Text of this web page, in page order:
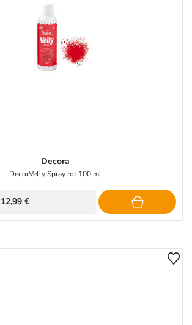
Decora
DecorVelly Spray rot 100 ml
12,99 €